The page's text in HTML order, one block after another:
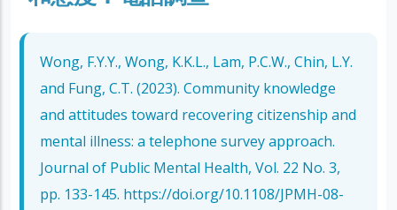
Wong, F.Y.Y., Wong, K.K.L., Lam, P.C.W., Chin, L.Y.
and Fung, C.T. (2023). Community knowledge
and attitudes toward recovering citizenship and
mental illness: a telephone survey approach.
Journal of Public Mental Health, Vol. 22 No. 3,
pp. 133-145. https://doi.org/10.1108/JPMH-08-